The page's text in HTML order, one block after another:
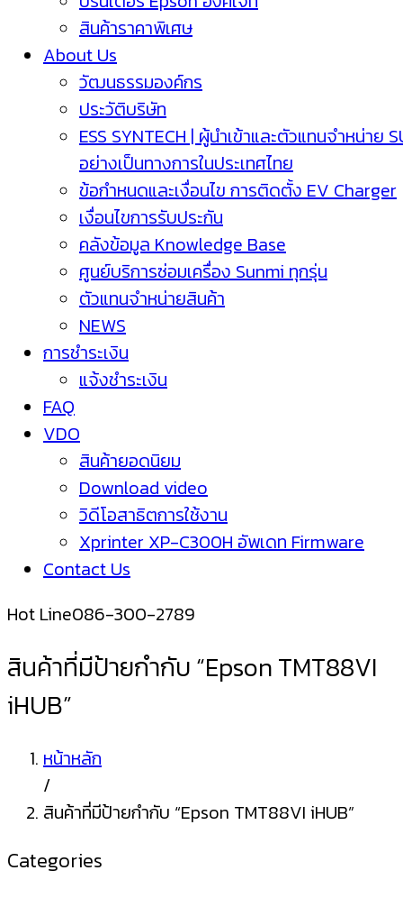
สินค้าราคาพิเศษ
About Us
วัฒนธรรมองค์กร
ประวัติบริษัท
ESS SYNTECH | ผู้นำเข้าและตัวแทนจำหน่าย
อย่างเป็นทางการในประเทศไทย
ข้อกำหนดและเงื่อนไข การติดตั้ง EV Charger
เงื่อนไขการรับประกัน
คลังข้อมูล Knowledge Base
ศูนย์บริการซ่อมเครื่อง Sunmi ทุกรุ่น
ตัวแทนจำหน่ายสินค้า
NEWS
การชำระเงิน
แจ้งชำระเงิน
FAQ
VDO
สินค้ายอดนิยม
Download video
วิดีโอสาธิตการใช้งาน
Xprinter XP-C300H อัพเดท Firmware
Contact Us
Hot Line086-300-2789
สินค้าที่มีป้ายกำกับ “Epson TMT88VI
iHUB”
หน้าหลัก
/
สินค้าที่มีป้ายกำกับ “Epson TMT88VI iHUB”
Categories